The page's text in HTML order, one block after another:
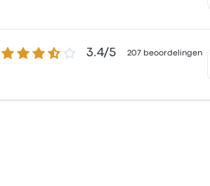
over de vertreklocatie en de
bij € 6
3.4 van de 5 sterren3.4/5 207 beoordelingen